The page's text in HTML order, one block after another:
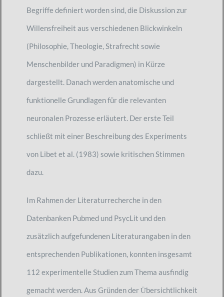
Begriffe definiert worden sind, die Diskussion zur
Willensfreiheit aus verschiedenen Blickwinkeln
(Philosophie, Theologie, Strafrecht sowie
Menschenbilder und Paradigmen) in Kürze
dargestellt. Danach werden anatomische und
funktionelle Grundlagen für die relevanten
neuronalen Prozesse erläutert. Der erste Teil
schließt mit einer Beschreibung des Experiments
von Libet et al. (1983) sowie kritischen Stimmen
dazu.
Im Rahmen der Literaturrecherche in den
Datenbanken Pubmed und PsycLit und den
zusätzlich aufgefundenen Literaturangaben in den
entsprechenden Publikationen, konnten insgesamt
112 experimentelle Studien zum Thema ausfindig
gemacht werden. Aus Gründen der Ü̈bersichtlichkeit